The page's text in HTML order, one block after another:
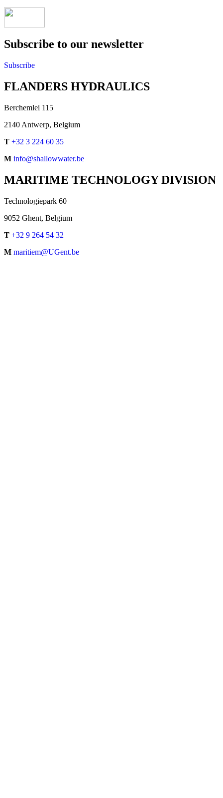
Subscribe to our newsletter
Subscribe
FLANDERS HYDRAULICS
Berchemlei 115
2140 Antwerp, Belgium
T +32 3 224 60 35
M info@shallowwater.be
MARITIME TECHNOLOGY DIVISION
Technologiepark 60
9052 Ghent, Belgium
T +32 9 264 54 32
M maritiem@UGent.be